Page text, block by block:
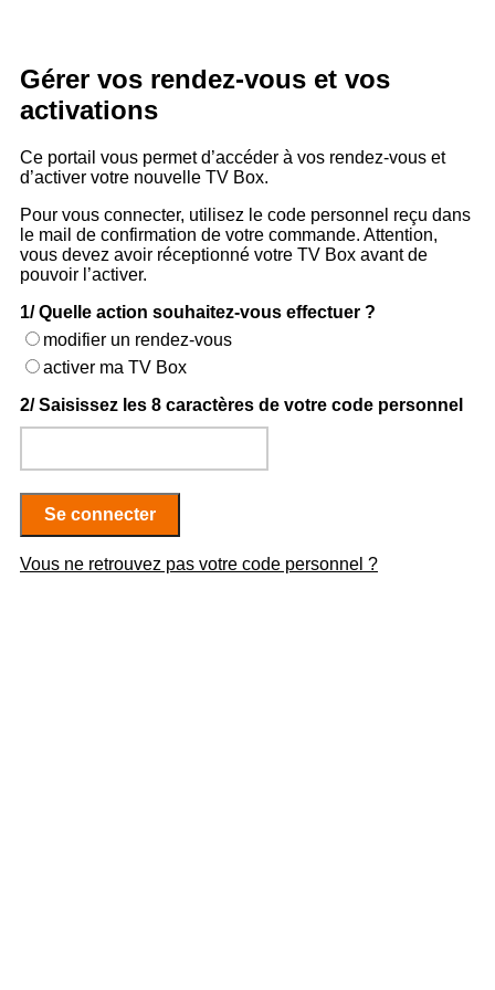
Gérer vos rendez-vous et vos
activations
Ce portail vous permet d’accéder à vos rendez-vous et
d’activer votre nouvelle TV Box.
Pour vous connecter, utilisez le code personnel reçu dans
le mail de confirmation de votre commande. Attention,
vous devez avoir réceptionné votre TV Box avant de
pouvoir l’activer.
1/Quelle action souhaitez-vous effectuer ?
modifier un rendez-vous
activer ma TV Box
2/Saisissez les 8 caractères de votre code personnel
Se connecter
Vous ne retrouvez pas votre code personnel ?